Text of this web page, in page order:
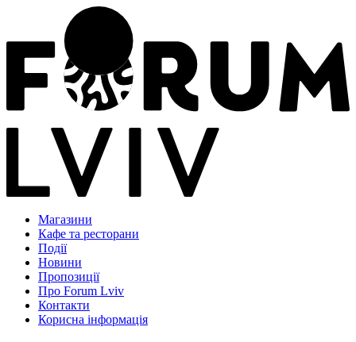
Магазини
Кафе та ресторани
Події
Новини
Пропозиції
Про Forum Lviv
Контакти
Корисна інформація